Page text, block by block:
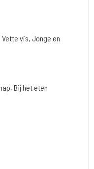
vis, Jonge en
Bij het eten